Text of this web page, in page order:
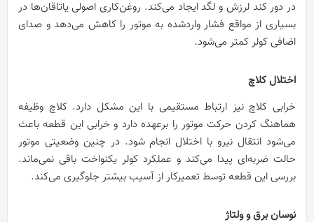
در دور کند لرزش و لگد ایجاد می‌کند. روغن‌کاری اصولی یاتاقان‌ها در
بسیاری از مواقع فشار واردشده به موتور را کاهش می‌دهد و صدای
اضافی کولر کمتر می‌شود.
اختلال کلاچ
خرابی کلاچ نیز ارتباط مستقیمی با این مشکل دارد. کلاچ وظیفه
هماهنگ کردن حرکت موتور را برعهده دارد و خرابی این قطعه باعث
می‌شود انتقال نیرو با اختلال انجام شود. در چنین وضعیتی موتور
حالت ضربه‌ای پیدا می‌کند و عملکرد کولر یکنواخت باقی نمی‌ماند.
بررسی این قطعه توسط تعمیرکار از آسیب بیشتر جلوگیری می‌کند.
نوسان برق و ولتاژ